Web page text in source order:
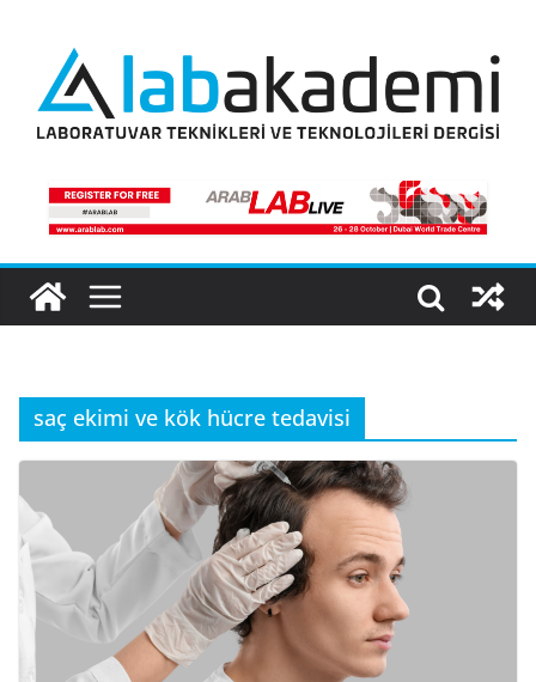
content
saç ekimi ve kök hücre tedavisi